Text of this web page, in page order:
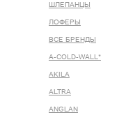
ШЛЕПАНЦЫ
ЛОФЕРЫ
ВСЕ БРЕНДЫ
A-COLD-WALL*
AKILA
ALTRA
ANGLAN